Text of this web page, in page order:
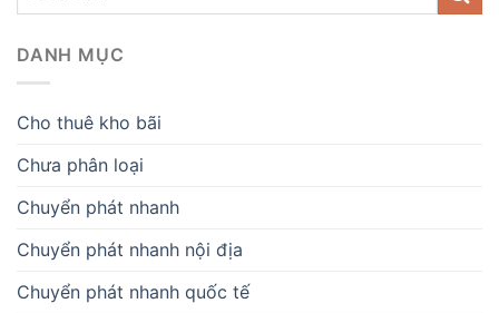
DANH MỤC
Cho thuê kho bãi
Chưa phân loại
Chuyển phát nhanh
Chuyển phát nhanh nội địa
Chuyển phát nhanh quốc tế